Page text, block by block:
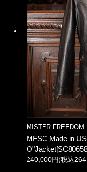
MISTER FREEDOM
MFSC Made in
240,000円(税込